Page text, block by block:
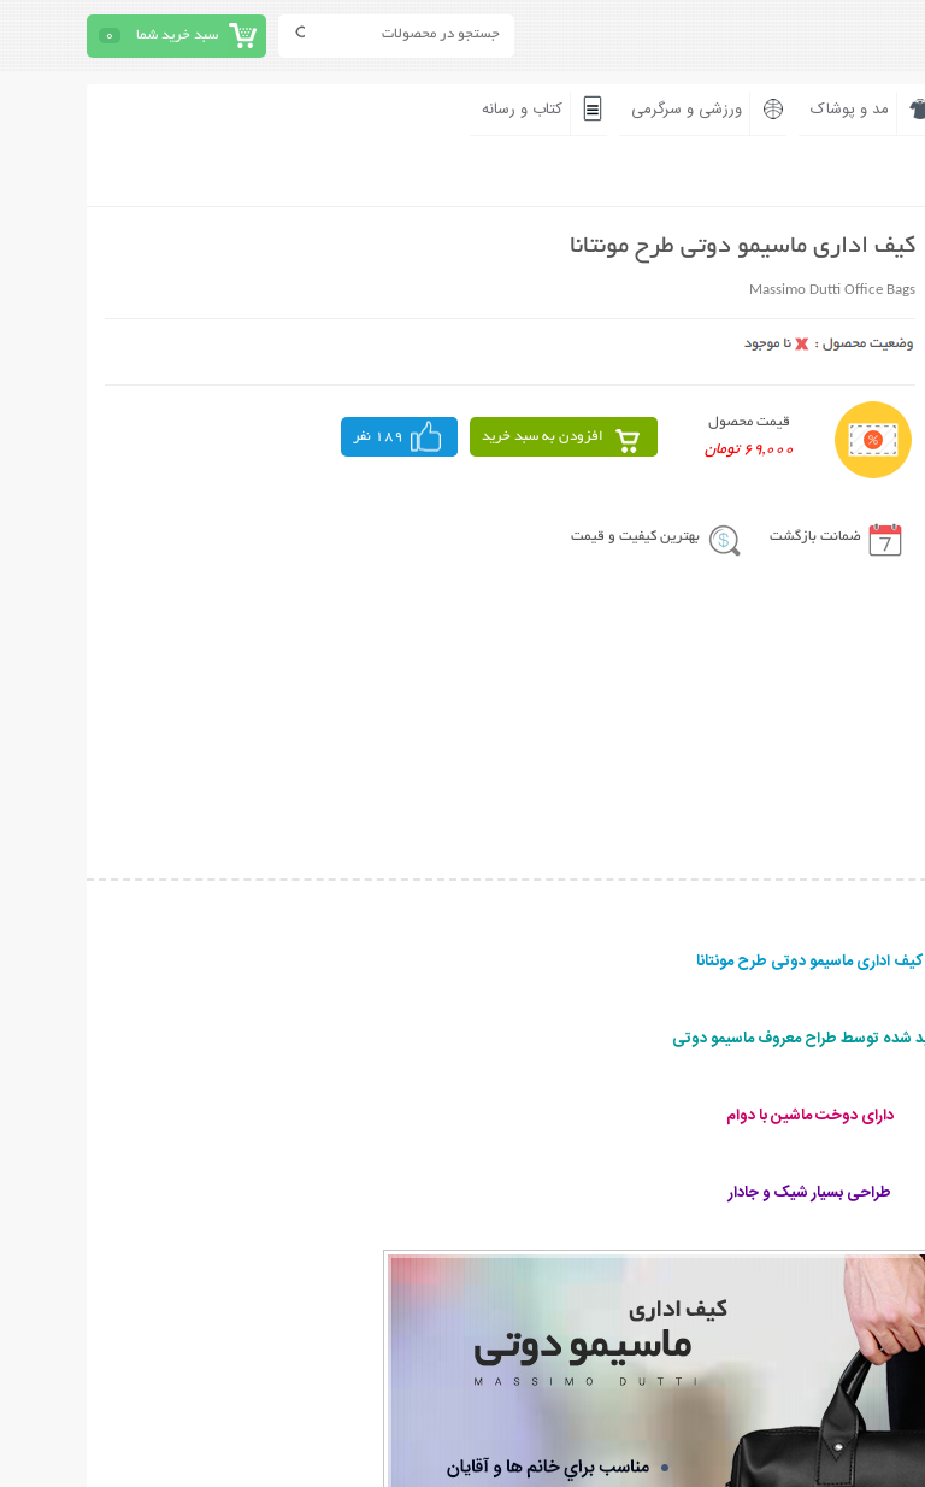
سبد خرید شما 0
مد و پوشاک ورزشی و سرگرمی کتاب و رسانه
کیف اداری ماسیمو دوتی طرح مونتانا
Massimo Dutti Office Bags
قیمت محصول
69,000 تومان
افزودن به سبد خرید 189 نفر
ضمانت بازگشت بهترین کیفیت و قیمت
کیف اداری ماسیمو دوتی طرح مونتانا
شده توسط طراح معروف ماسیمو دوتی
دارای دوخت ماشین با دوام
طراحی بسیار شیک و جادار